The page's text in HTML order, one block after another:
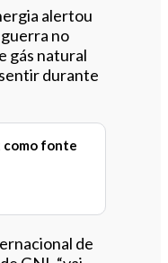
alertou
no
gás natural
durante
como fonte
de